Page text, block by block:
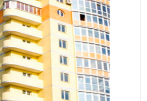
Nicat İmanov: "Vergi qanunvericiliyinə
dəyişikliklər sahibkarlıq mühitinin
yaxşılaşdırılmasına xidmət edir"
MÜSAHİBƏ
Aytən Kərimova: “Məqsədimiz daha
inklüziv iş mühiti yaratmaq, çevik və
öyrənən komanda formalaşdırmaqdır”
MÜSAHİBƏ